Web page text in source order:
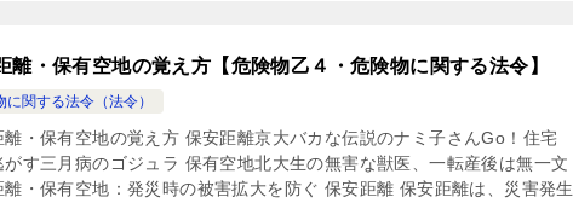
離・保有空地の覚え方【危険物乙４・危険物に関する法令】
に関する法令（法令）
離・保有空地の覚え方 保安距離京大バカな伝説のナミ子さんGo！住宅
がす三月病のゴジュラ 保有空地北大生の無害な獣医、一転産後は無一文
離・保有空地：発災時の被害拡大を防ぐ 保安距離 保安距離は、災害発生